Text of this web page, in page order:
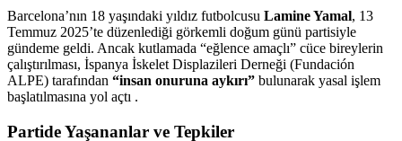
Barcelona’nın 18 yaşındaki yıldız futbolcusu Lamine Yamal, 13
Temmuz 2025’te düzenlediği görkemli doğum günü partisiyle
gündeme geldi. Ancak kutlamada “eğlence amaçlı” cüce bireylerin
çalıştırılması, İspanya İskelet Displazileri Derneği (Fundación
ALPE) tarafından “insan onuruna aykırı” bulunarak yasal işlem
başlatılmasına yol açtı .
Partide Yaşananlar ve Tepkiler